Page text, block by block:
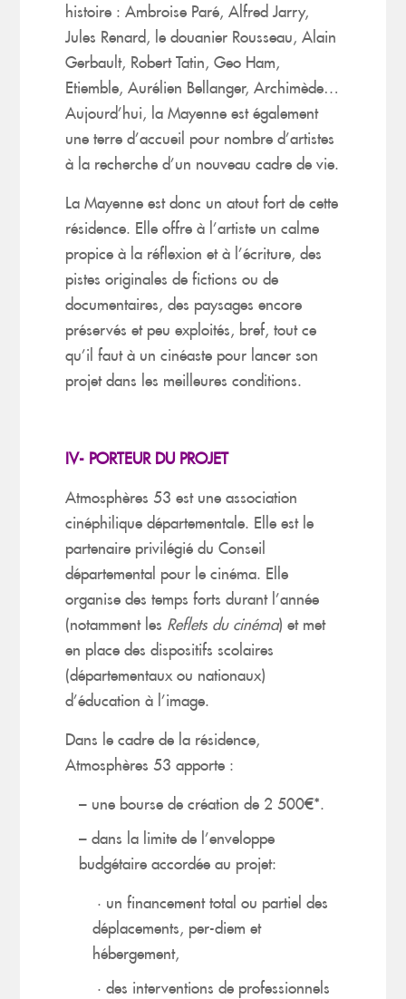
histoire : Ambroise Paré, Alfred Jarry,
Jules Renard, le douanier Rousseau, Alain
Gerbault, Robert Tatin, Geo Ham,
Etiemble, Aurélien Bellanger, Archimède…
Aujourd’hui, la Mayenne est également
une terre d’accueil pour nombre d’artistes
à la recherche d’un nouveau cadre de vie.
La Mayenne est donc un atout fort de cette
résidence. Elle offre à l’artiste un calme
propice à la réflexion et à l’écriture, des
pistes originales de fictions ou de
documentaires, des paysages encore
préservés et peu exploités, bref, tout ce
qu’il faut à un cinéaste pour lancer son
projet dans les meilleures conditions.
IV- PORTEUR DU PROJET
Atmosphères 53 est une association
cinéphilique départementale. Elle est le
partenaire privilégié du Conseil
départemental pour le cinéma. Elle
organise des temps forts durant l’année
(notamment les Reflets du cinéma) et met
en place des dispositifs scolaires
(départementaux ou nationaux)
d’éducation à l’image.
Dans le cadre de la résidence,
Atmosphères 53 apporte :
– une bourse de création de 2 500€*.
– dans la limite de l’enveloppe
budgétaire accordée au projet:
· un financement total ou partiel des
déplacements, per-diem et
hébergement,
· des interventions de professionnels